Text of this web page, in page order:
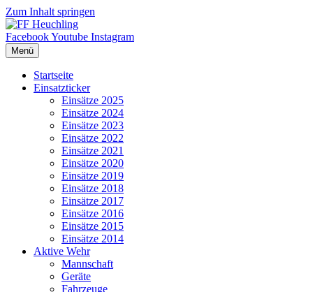
Zum Inhalt springen
FacebookYoutube Instagram
Menü
Startseite
Einsatzticker
Einsätze 2025
Einsätze 2024
Einsätze 2023
Einsätze 2022
Einsätze 2021
Einsätze 2020
Einsätze 2019
Einsätze 2018
Einsätze 2017
Einsätze 2016
Einsätze 2015
Einsätze 2014
Aktive Wehr
Mannschaft
Geräte
Fahrzeuge